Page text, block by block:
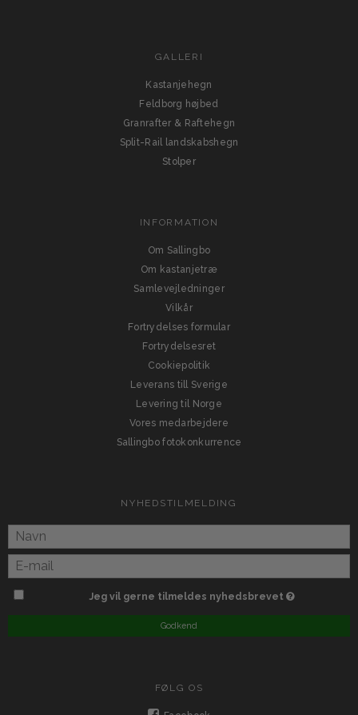
GALLERI
Kastanjehegn
Feldborg højbed
Granrafter & Raftehegn
Split-Rail landskabshegn
Stolper
INFORMATION
Om Sallingbo
Om kastanjetræ
Samlevejledninger
Vilkår
Fortrydelses formular
Fortrydelsesret
Cookiepolitik
Leverans till Sverige
Levering til Norge
Vores medarbejdere
Sallingbo fotokonkurrence
NYHEDSTILMELDING
Jeg vil gerne tilmeldes nyhedsbrevet
Godkend
FØLG OS